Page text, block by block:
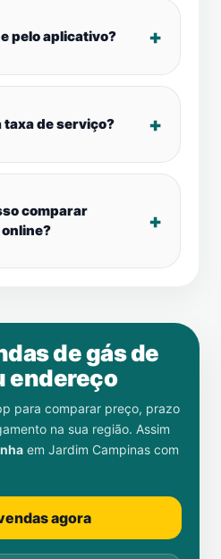
pelo aplicativo?
taxa de serviço?
comparar
de gás de
endereço
para comparar preço, prazo
na sua região. Assim
em Jardim Campinas com
agora